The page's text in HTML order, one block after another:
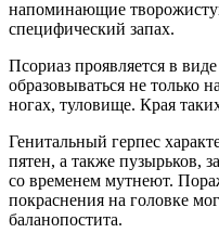
напоминающие
специфический запах.
Псориаз проявляется в
образовываться не только
ногах, туловище. Края
Генитальный герпес
пятен, а также пузырьков,
со временем мутнеют.
покраснения на головке
баланопостита.